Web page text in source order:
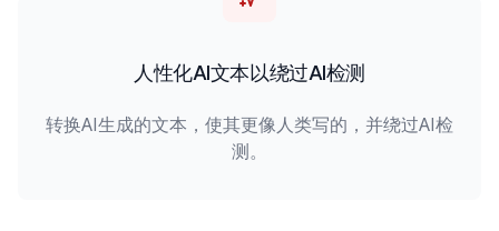
人性化AI文本以绕过AI检测
转换AI生成的文本，使其更像人类写的，并绕过AI检
测。